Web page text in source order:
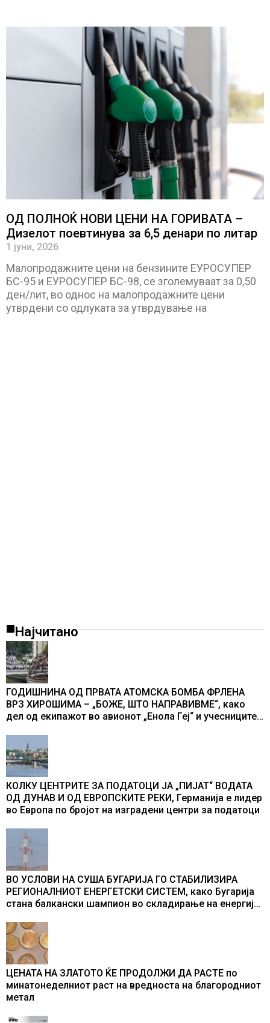
ОД ПОЛНОЌ НОВИ ЦЕНИ НА ГОРИВАТА –
Дизелот поевтинува за 6,5 денари по литар
1 јуни, 2026
Малопродажните цени на бензините ЕУРОСУПЕР
БС-95 и ЕУРОСУПЕР БС-98, се зголемуваат за 0,50
ден/лит, во однос на малопродажните цени
утврдени со одлуката за утврдување на
Најчитано
ГОДИШНИНА ОД ПРВАТА АТОМСКА БОМБА ФРЛЕНА
ВРЗ ХИРОШИМА – „БОЖЕ, ШТО НАПРАВИВМЕ“, како
дел од екипажот во авионот „Енола Геј“ и учесниците
промени текот на историјата
КОЛКУ ЦЕНТРИТЕ ЗА ПОДАТОЦИ ЈА „ПИЈАТ“ ВОДАТА
ОД ДУНАВ И ОД ЕВРОПСКИТЕ РЕКИ, Германија е лидер
во Европа по бројот на изградени центри за податоци
ВО УСЛОВИ НА СУША БУГАРИЈА ГО СТАБИЛИЗИРА
РЕГИОНАЛНИОТ ЕНЕРГЕТСКИ СИСТЕМ, како Бугарија
стана балкански шампион во складирање на енергија
ЦЕНАТА НА ЗЛАТОТО ЌЕ ПРОДОЛЖИ ДА РАСТЕ по
минатонеделниот раст на вредноста на благородниот
метал